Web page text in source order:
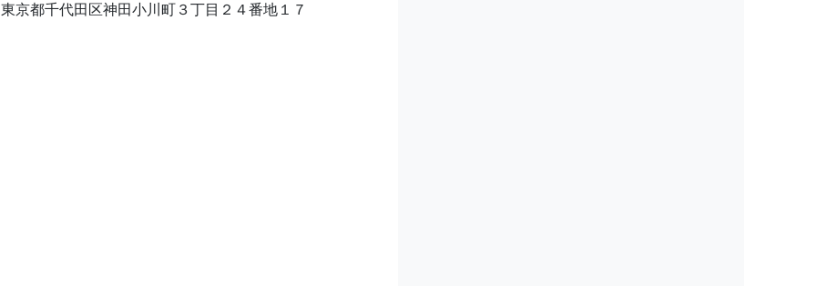
東京都千代田区神田小川町３丁目２４番地１７